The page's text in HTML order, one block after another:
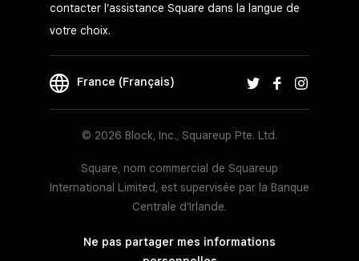
contacter l’assistance Square dans la langue de
votre choix.
France (Français)
© 2026 Block, Inc., Squareup Pte. Ltd.
Square, nom commercial de Squareup
International Limited, est supervisée par la Banque
Centrale d’Irlande.
Ne pas partager mes informations